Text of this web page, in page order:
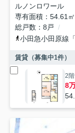
ルノンロワール
専有面積
54.61㎡
総戸数
8戸
小田急小田原線 「
賃貸（募集中1件）
2階
8